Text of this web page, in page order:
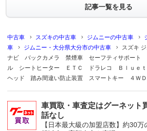
記事一覧を見る
中古車 スズキの中古車 ジムニーの中古車
車
ジムニー・大分県大分市の中古車
スズキ
ナビ バックカメラ 禁煙車 セーフティサポート
ル シートヒーター ＥＴＣ ドラレコ Ｂｌｕｅｔ
ヘッド 踏み間違い防止装置 スマートキー ４Ｗ
車買取・車査定はグーネッ
話なし
【日本最大級の加盟店数】約30